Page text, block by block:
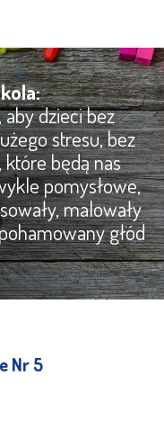
dzieci bez
stresu, bez
które będą nas
pomysłowe,
malowały
głód
Nr 5